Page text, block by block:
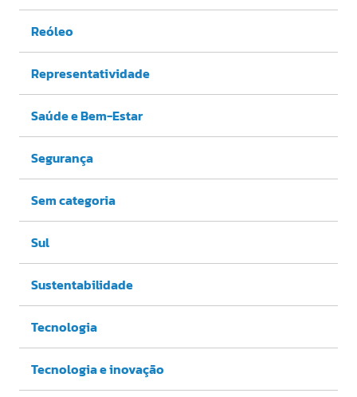
Reóleo
Representatividade
Saúde e Bem-Estar
Segurança
Sem categoria
Sul
Sustentabilidade
Tecnologia
Tecnologia e inovação